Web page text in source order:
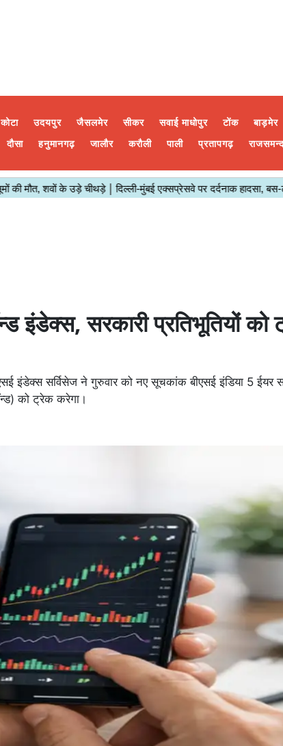
कोटा उदयपुर जैसलमेर सीकर सवाई माधोपुर टोंक बाड़मेर
दौसा हनुमानगढ़ जालौर करौली पाली प्रतापगढ़
इंडेक्स, सरकारी प्रतिभूतियों को
इंडेक्स सर्विसेज ने गुरुवार को नए सूचकांक बीएसई इंडिया 5 ईयर
को ट्रेक करेगा।